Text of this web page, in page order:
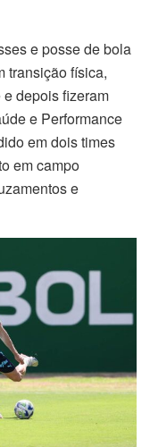
e posse de bola
transição física,
depois fizeram
e Performance
em dois times
em campo
e